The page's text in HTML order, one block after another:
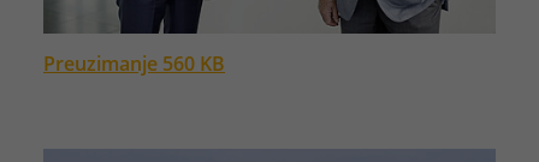
Preuzimanje 560 KB